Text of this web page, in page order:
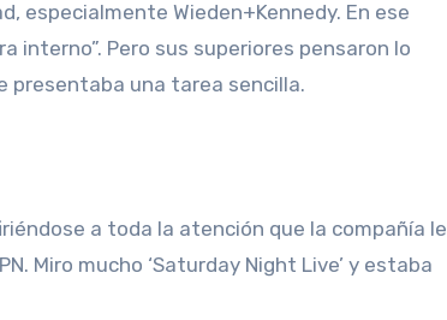
especialmente Wieden+Kennedy. En ese
interno”. Pero sus superiores pensaron lo
presentaba una tarea sencilla.
a toda la atención que la compañía le
Miro mucho ‘Saturday Night Live’ y estaba